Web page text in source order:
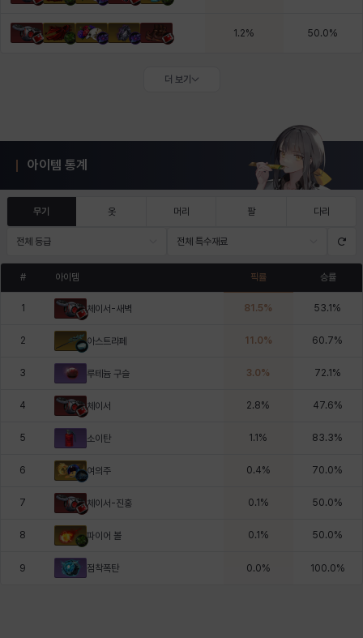
1.2% 50.0%
더 보기
아이템 통계
무기 옷 머리 팔 다리
전체 등급 전체 특수재료
# 아이템 픽률 승률
1 체이서-새벽 81.5% 53.1 %
2 아스트라페 11.0% 60.7%
3 루테늄 구슬 3.0% 72.1 %
4 체이서 2.8% 47.6%
5 소이탄 1.1 % 83.3%
6 여의주 0.4% 70.0%
7 체이서-진홍 0.1 % 50.0%
8 파이어 볼 0.1 % 50.0%
9 점착폭탄 0.0% 100.0%